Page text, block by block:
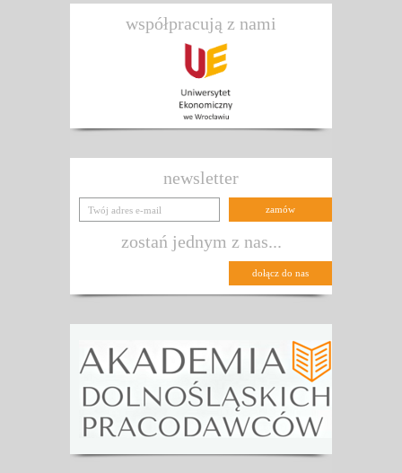
współpracują z nami
newsletter
zostań jednym z nas...